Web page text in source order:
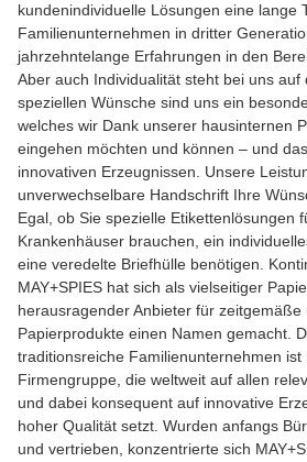
kundenindividuelle Lösungen eine lange
Familienunternehmen in dritter
jahrzehntelange Erfahrungen in den
Aber auch Individualität steht bei uns auf
speziellen Wünsche sind uns ein
welches wir Dank unserer hausinternen
eingehen möchten und können – und
innovativen Erzeugnissen. Unsere
unverwechselbare Handschrift Ihre
Egal, ob Sie spezielle Etikettenlösungen
Krankenhäuser brauchen, ein
eine veredelte Briefhülle benötigen.
MAY+SPIES hat sich als vielseitiger
herausragender Anbieter für
Papierprodukte einen Namen gemacht.
traditionsreiche Familienunternehmen
Firmengruppe, die weltweit auf allen
und dabei konsequent auf innovative
hoher Qualität setzt. Wurden anfangs
und vertrieben, konzentrierte sich